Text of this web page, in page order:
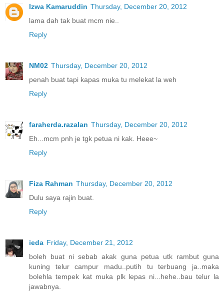
Izwa Kamaruddin Thursday, December 20, 2012
lama dah tak buat mcm nie..
Reply
NM02 Thursday, December 20, 2012
penah buat tapi kapas muka tu melekat la weh
Reply
faraherda.razalan Thursday, December 20, 2012
Eh...mcm pnh je tgk petua ni kak. Heee~
Reply
Fiza Rahman Thursday, December 20, 2012
Dulu saya rajin buat.
Reply
ieda Friday, December 21, 2012
boleh buat ni sebab akak guna petua utk rambut guna
kuning telur campur madu..putih tu terbuang ja..maka
bolehla tempek kat muka plk lepas ni...hehe..bau telur la
jawabnya.